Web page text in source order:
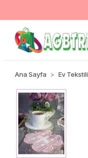
Ana Sayfa Ev Tekstili